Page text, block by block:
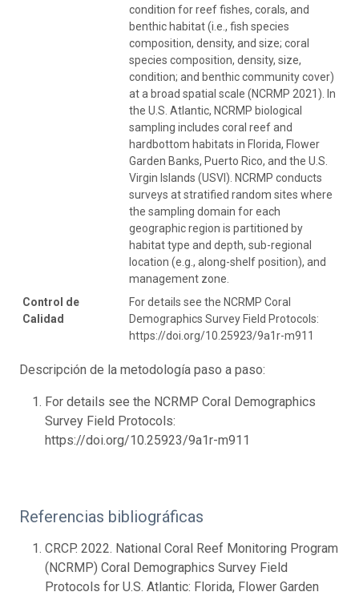
condition for reef fishes, corals, and
benthic habitat (i.e., fish species
composition, density, and size; coral
species composition, density, size,
condition; and benthic community cover)
at a broad spatial scale (NCRMP 2021). In
the U.S. Atlantic, NCRMP biological
sampling includes coral reef and
hardbottom habitats in Florida, Flower
Garden Banks, Puerto Rico, and the U.S.
Virgin Islands (USVI). NCRMP conducts
surveys at stratified random sites where
the sampling domain for each
geographic region is partitioned by
habitat type and depth, sub-regional
location (e.g., along-shelf position), and
management zone.
Control de
Calidad
For details see the NCRMP Coral
Demographics Survey Field Protocols:
https://doi.org/10.25923/9a1r-m911
Descripción de la metodología paso a paso:
For details see the NCRMP Coral Demographics
Survey Field Protocols:
https://doi.org/10.25923/9a1r-m911
Referencias bibliográficas
CRCP. 2022. National Coral Reef Monitoring Program
(NCRMP) Coral Demographics Survey Field
Protocols for U.S. Atlantic: Florida, Flower Garden